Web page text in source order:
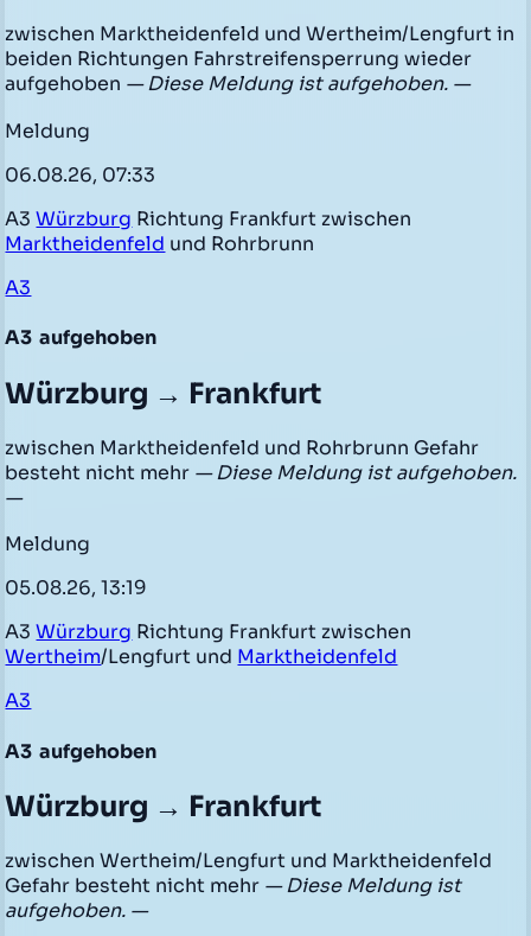
zwischen Marktheidenfeld und Wertheim/Lengfurt in
beiden Richtungen Fahrstreifensperrung wieder
aufgehoben — Diese Meldung ist aufgehoben. —
Meldung
06.08.26, 07:33
A3Würzburg Richtung Frankfurt zwischen
Marktheidenfeld und Rohrbrunn
A3
A3 aufgehoben
Würzburg → Frankfurt
zwischen Marktheidenfeld und Rohrbrunn Gefahr
besteht nicht mehr — Diese Meldung ist aufgehoben.
—
Meldung
05.08.26, 13:19
A3Würzburg Richtung Frankfurt zwischen
Wertheim/Lengfurt und Marktheidenfeld
A3
A3 aufgehoben
Würzburg → Frankfurt
zwischen Wertheim/Lengfurt und Marktheidenfeld
Gefahr besteht nicht mehr — Diese Meldung ist
aufgehoben. —